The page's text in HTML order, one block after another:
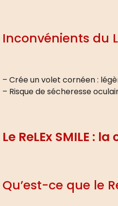
Inconvénients du
– Crée un volet cornéen :
– Risque de sécheresse
Le ReLEx SMILE :
Qu’est-ce que le